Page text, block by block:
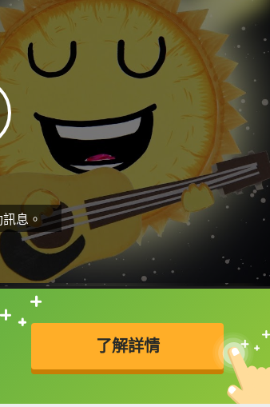
息。
了解詳情
接查字典喔！
英